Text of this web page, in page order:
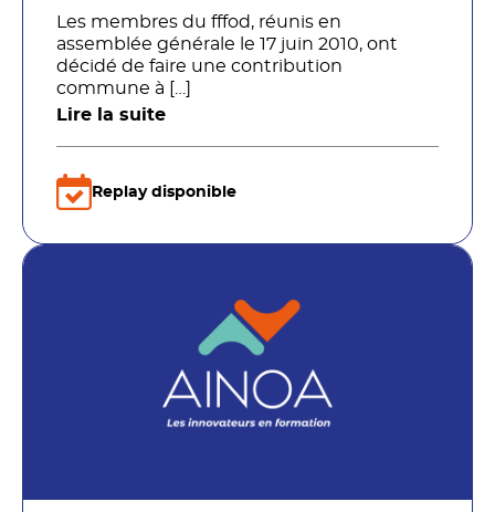
Les membres du fffod, réunis en
assemblée générale le 17 juin 2010, ont
décidé de faire une contribution
commune à […]
Lire la suite
Replay disponible